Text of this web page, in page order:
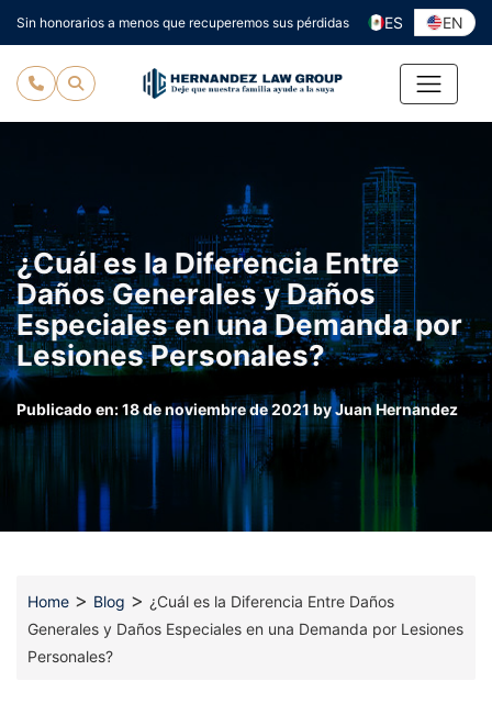
al
contenido
Sin honorarios a menos que recuperemos sus pérdidas ES EN
¿Cuál es la Diferencia Entre
Daños Generales y Daños
Especiales en una Demanda por
Lesiones Personales?
Publicado en:18 de noviembre de 2021byJuan Hernandez
Home > Blog > ¿Cuál es la Diferencia Entre Daños
Generales y Daños Especiales en una Demanda por Lesiones
Personales?